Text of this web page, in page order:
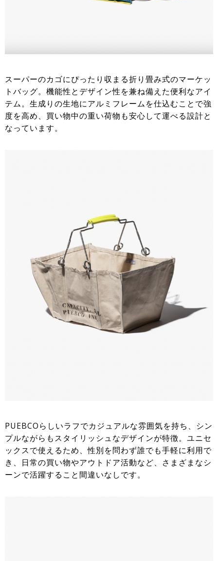
スーパーのカゴにぴったり収まる折り畳み式のマーケッ
トバッグ。機能性とデザイン性を兼ね備えた便利なアイ
テム。生成りの生地にアルミフレームを仕込むことで強
度を高め、買い物中の重い荷物も安心して運べる設計と
なっています。
PUEBCOらしいラフでカジュアルな雰囲気を持ち、シン
プルながらもスタイリッシュなデザインが特徴。ユニセ
ックスで使えるため、性別を問わず誰でも手軽に利用で
き、日常の買い物やアウトドア活動など、さまざまなシ
ーンで活躍すること間違いなしです。